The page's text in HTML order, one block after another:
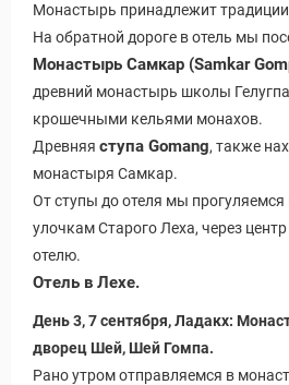
Монастырь принадлежит традиции
На обратной дороге в отель мы
Монастырь Самкар (Samkar
древний монастырь школы
крошечными кельями монахов.
Древняя ступа Gomang, также
монастыря Самкар.
От ступы до отеля мы
улочкам Старого Леха, через
отелю.
Отель в Лехе.
День 3, 7 сентября, Ладакх:
дворец Шей, Шей Гомпа.
Рано утром отправляемся в